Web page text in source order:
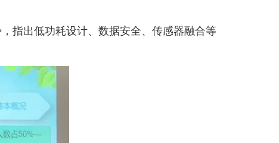
指出低功耗设计、数据安全、传感器融合等